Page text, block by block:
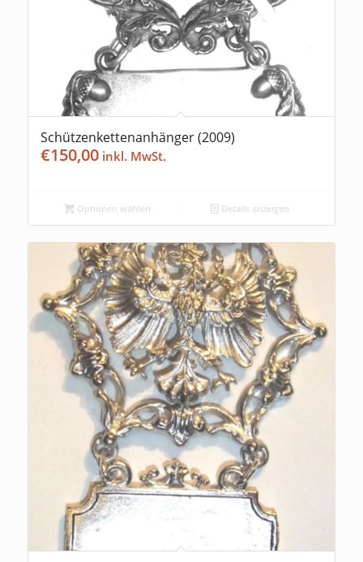
Schützenkettenanhänger (2009)
€150,00
Optionen wählen Details anzeigen